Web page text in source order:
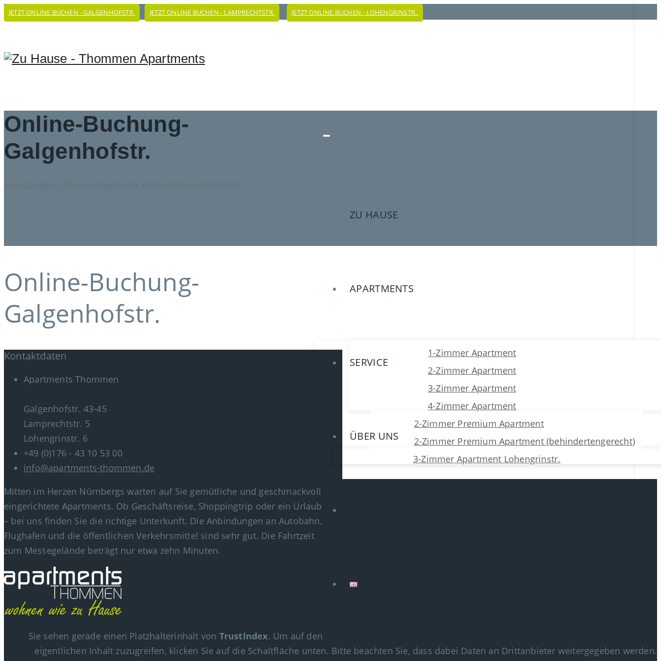
JETZT ONLINE BUCHEN - GALGENHOFSTR. JETZT ONLINE BUCHEN - LAMPRECHTSTR. JETZT ONLINE BUCHEN - LOHENGRINSTR..
ZU HAUSE
APARTMENTS
1-Zimmer Apartment
2-Zimmer Apartment
3-Zimmer Apartment
4-Zimmer Apartment
2-Zimmer Premium Apartment
2-Zimmer Premium Apartment (behindertengerecht)
3-Zimmer Apartment Lohengrinstr.
SERVICE
ÜBER UNS
Online-Buchung-
Galgenhofstr.
Online-Buchung-
Galgenhofstr.
Kontaktdaten
Apartments Thommen
Galgenhofstr. 43-45
Lamprechtstr. 5
Lohengrinstr. 6
+49 (0)176 - 43 10 53 00
info@apartments-thommen.de
Mitten im Herzen Nürnbergs warten auf Sie gemütliche und geschmackvoll
eingerichtete Apartments. Ob Geschäftsreise, Shoppingtrip oder ein Urlaub
– bei uns finden Sie die richtige Unterkunft. Die Anbindungen an Autobahn,
Flughafen und die öffentlichen Verkehrsmittel sind sehr gut. Die Fahrtzeit
zum Messegelände beträgt nur etwa zehn Minuten.
Sie sehen gerade einen Platzhalterinhalt von TrustIndex. Um auf den
eigentlichen Inhalt zuzugreifen, klicken Sie auf die Schaltfläche unten. Bitte beachten Sie, dass dabei Daten an Drittanbieter weitergegeben werden.